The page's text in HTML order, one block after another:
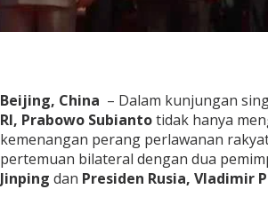
i
j
i
n
g
Beijing, China – Dalam kunjungan
RI, Prabowo Subiantotidak hanya
kemenangan perang perlawanan
pertemuan bilateral dengan dua
Jinping dan Presiden Rusia, Vladimir